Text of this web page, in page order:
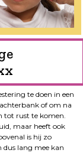
te doen in een
of om na
tot rust te komen.
maar heeft ook
is hij zo
lang mee kan